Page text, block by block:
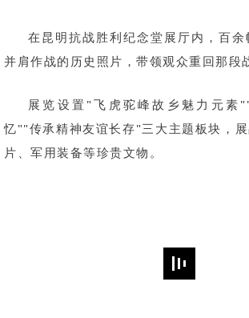
在昆明抗战胜利纪念堂展厅内，百
并肩作战的历史照片，带领观众重回那段
展览设置"飞虎驼峰故乡魅力元素
忆""传承精神友谊长存"三大主题板块，
片、军用装备等珍贵文物。